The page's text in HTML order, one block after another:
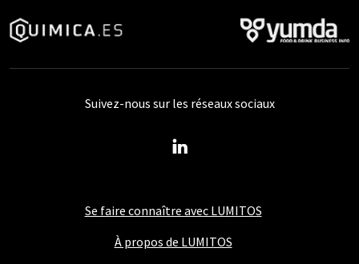
Se faire connaître avec LUMITOS
À propos de LUMITOS
Suivez-nous sur les réseaux sociaux